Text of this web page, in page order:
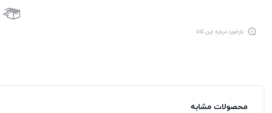
بازخورد درباره این کالا
محصولات مشابه